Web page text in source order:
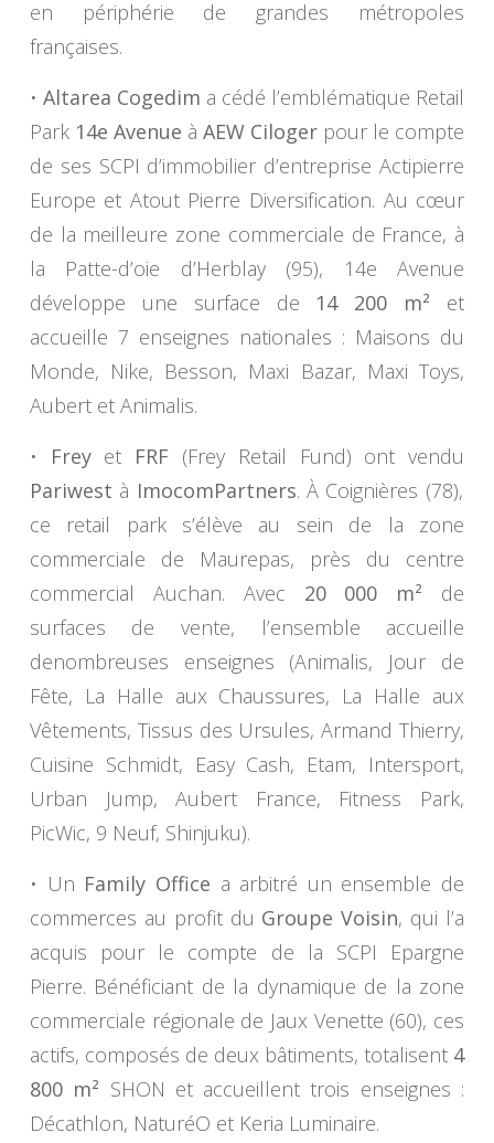
en périphérie de grandes métropoles
françaises.
• Altarea Cogedim a cédé l’emblématique Retail
Park 14e Avenue àAEW Ciloger pour le compte
de ses SCPI d’immobilier d’entreprise Actipierre
Europe et Atout Pierre Diversification. Au cœur
de la meilleure zone commerciale de France, à
la Patte-d’oie d’Herblay (95), 14e Avenue
développe une surface de 14 200 m² et
accueille 7 enseignes nationales : Maisons du
Monde, Nike, Besson, Maxi Bazar, Maxi Toys,
Aubert et Animalis.
• Freyet FRF (Frey Retail Fund) ont vendu
Pariwest à ImocomPartners. À Coignières (78),
ce retail park s’élève au sein de la zone
commerciale de Maurepas, près du centre
commercial Auchan. Avec 20 000 m² de
surfaces de vente, l’ensemble accueille
denombreuses enseignes (Animalis, Jour de
Fête, La Halle aux Chaussures, La Halle aux
Vêtements, Tissus des Ursules, Armand Thierry,
Cuisine Schmidt, Easy Cash, Etam, Intersport,
Urban Jump, Aubert France, Fitness Park,
PicWic, 9 Neuf, Shinjuku).
• Un Family Office a arbitré un ensemble de
commerces au profit du Groupe Voisin, qui l’a
acquis pour le compte de la SCPI Epargne
Pierre. Bénéficiant de la dynamique de la zone
commerciale régionale de Jaux Venette (60), ces
actifs, composés de deux bâtiments, totalisent 4
800 m² SHON et accueillent trois enseignes :
Décathlon, NaturéO et Keria Luminaire.